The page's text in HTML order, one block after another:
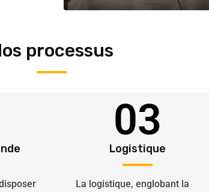
processus
03
Logistique
La logistique, englobant la